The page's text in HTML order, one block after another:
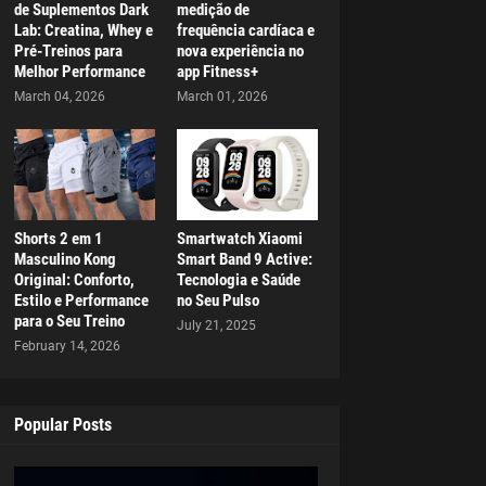
de Suplementos Dark
Lab: Creatina, Whey e
Pré-Treinos para
Melhor Performance
March 04, 2026
medição de
frequência cardíaca e
nova experiência no
app Fitness+
March 01, 2026
Shorts 2 em 1
Masculino Kong
Original: Conforto,
Estilo e Performance
para o Seu Treino
February 14, 2026
Smartwatch Xiaomi
Smart Band 9 Active:
Tecnologia e Saúde
no Seu Pulso
July 21, 2025
Popular Posts